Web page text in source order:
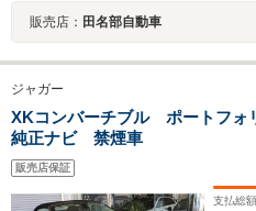
販売店： 田名部自動車
ジャガー
XKコンバーチブル ポートフ
純正ナビ 禁煙車
販売店保証
支払総額